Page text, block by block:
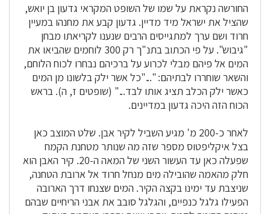
החורשה נקראת על שמו של השופט המקראי גדעון בן יואש,
שהציל את ישראל מיד מדיין. גדעון קבע את מחנהו במעיין
חרוד ושם ערך למתגייסים הרבים שנענו לקריאתו מבחן
"גיבוש". על פי הכתוב בתנ"ך רק 300 לוחמים שהביאו את
המים אל פיהם מבלי לכרוע על ברכיהם נבחרו לכוח הלוחם,
והשאר שוחררו לבתיהם: "..."כל אשר ילֹק בלשונו מן המים
כאשר ילֹק הכלב תציג אותו לבד..." (שופטים ז, ה). בראש
הכוח הזה היכה גדעון במדיינים.
לאחר כ-200 מ' מגיע השביל לקיר אבן. שלט המוצב כאן
בצל איקליפטוס מספר שזה מה שנותר מטחנת הקמח
שפעלה כאן עד העשור השני של המאה ה-20. קיר האבן הוא
חלק מהאמה שהובילה מים מנחל חרוד אל ארובת הטחנה,
שניצבת עד ימינו בקצה הקיר. המים שצנחו דרך הארובה
הפעילו גלגל כנפיים, והגלגל סובב את אבני הריחיים שבהם